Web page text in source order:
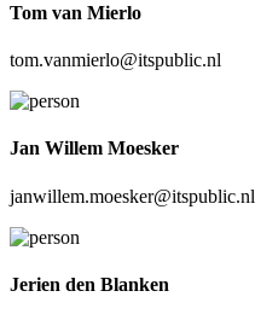
Tom van Mierlo
tom.vanmierlo@itspublic.nl
Jan Willem Moesker
janwillem.moesker@itspublic.nl
Jerien den Blanken